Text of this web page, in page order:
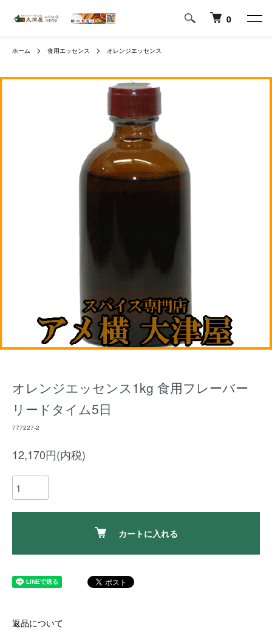
0
ホーム 食用エッセンス オレンジエッセンス
オレンジエッセンス1kg 食用フレーバー
リードタイム5日
777227-2
12,170円(内税)
カートに入れる
返品について